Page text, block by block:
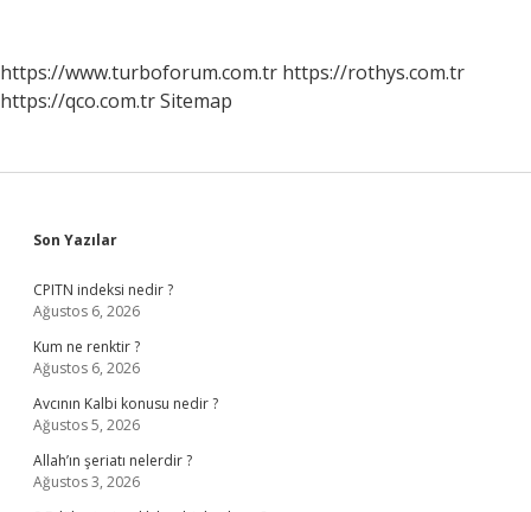
https://www.turboforum.com.tr https://rothys.com.tr
https://qco.com.trSitemap
Sidebar
Son Yazılar
CPITN indeksi nedir ?
Ağustos 6, 2026
Kum ne renktir ?
Ağustos 6, 2026
Avcının Kalbi konusu nedir ?
Ağustos 5, 2026
Allah’ın şeriatı nelerdir ?
Ağustos 3, 2026